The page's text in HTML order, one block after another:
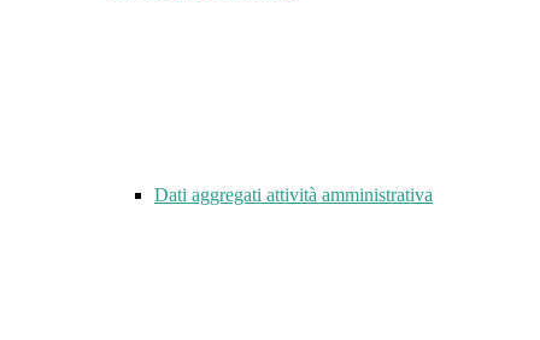
Dati aggregati attività amministrativa